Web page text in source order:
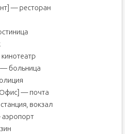
— ресторан
больница
— почта
вокзал